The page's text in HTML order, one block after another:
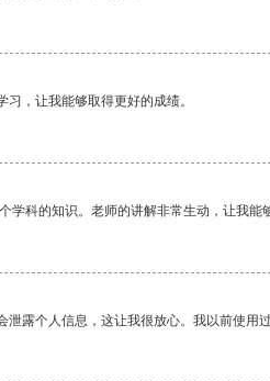
，让我能够取得更好的成绩。
科的知识。老师的讲解非常生动，让我能
露个人信息，这让我很放心。我以前使用